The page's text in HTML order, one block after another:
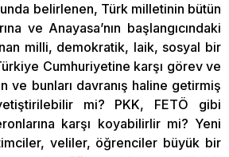
belirlenen, Türk milletinin bütün
ve Anayasa’nın başlangıcındaki
milli, demokratik, laik, sosyal bir
Cumhuriyetine karşı görev ve
ve bunları davranış haline getirmiş
mi? PKK, FETÖ gibi
karşı koyabilirlir mi? Yeni
veliler, öğrenciler büyük bir